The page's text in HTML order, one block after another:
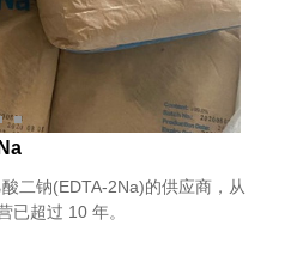
二钠(EDTA-2Na)的供应商，从
已超过 10 年。